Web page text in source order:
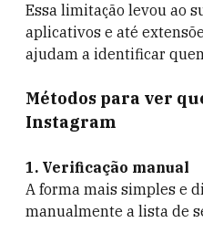
Essa limitação levou ao
aplicativos e até
ajudam a identificar
Métodos para ver
Instagram
1. Verificação manual
A forma mais simples e
manualmente a lista de